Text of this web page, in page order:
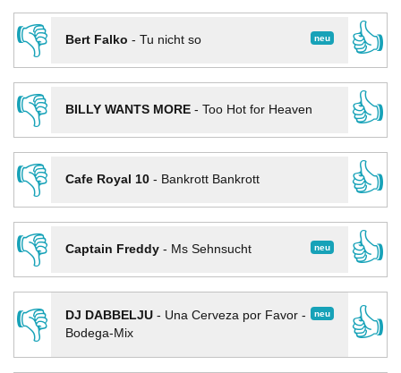
👎
neu
Bert Falko - Tu nicht so
👍
👎
BILLY WANTS MORE- Too Hot for Heaven
👍
👎
Cafe Royal 10- Bankrott Bankrott
👍
👎
neu
Captain Freddy- Ms Sehnsucht
👍
👎
neu
DJ DABBELJU- Una Cerveza por Favor -
Bodega-Mix
👍